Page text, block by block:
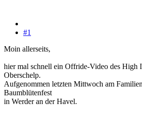
#1
Moin allerseits,
hier mal schnell ein Offride-Video des High
Oberschelp.
Aufgenommen letzten Mittwoch am
Baumblütenfest
in Werder an der Havel.